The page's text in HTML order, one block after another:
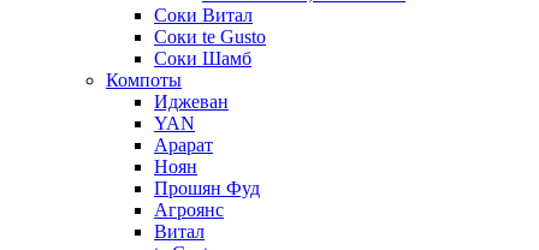
Соки Витал
Соки te Gusto
Соки Шамб
Компоты
Иджеван
YAN
Арарат
Ноян
Прошян Фуд
Агроянс
Витал